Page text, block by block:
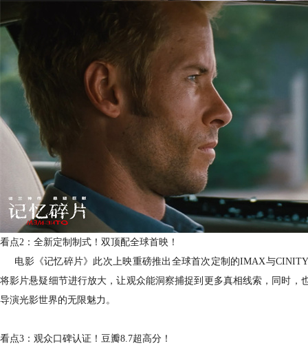
看点2：全新定制制式！双顶配全球首映！
电影《记忆碎片》此次上映重磅推出全球首次定制的IMAX与
将影片悬疑细节进行放大，让观众能洞察捕捉到更多真相线索，同时，
导演光影世界的无限魅力。
看点3：观众口碑认证！豆瓣8.7超高分！